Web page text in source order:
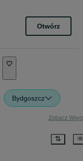
Otwórz
Bydgoszcz
Zobacz